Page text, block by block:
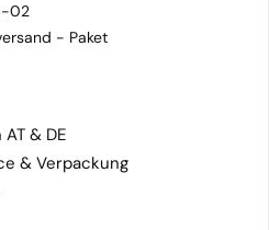
02
- Paket
& DE
& Verpackung